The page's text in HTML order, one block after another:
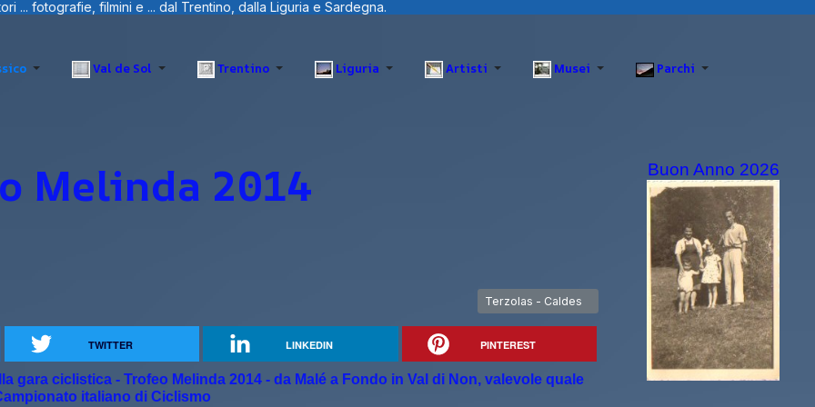
Liguria e Sardegna.
Val de Sol Trentino Liguria Artisti Musei Parchi
Melinda 2014
Articolo successivo: Terzolas - Caldes
Terzolas - Caldes
TWITTER LINKEDIN PINTEREST
gara ciclistica - Trofeo Melinda 2014 - da Malé a Fondo in Val di Non, valevole quale
italiano di Ciclismo
Buon Anno 2026